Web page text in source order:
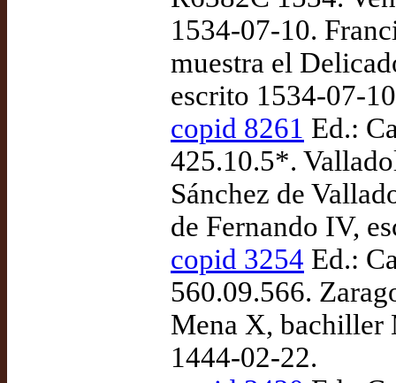
1534-07-10.
muestra el
escrito 1534-07-
copid 8261 Ed.:
425.10.5*.
Sánchez de
de Fernando IV,
copid 3254 Ed.:
560.09.566.
Mena X, bachiller
1444-02-22.